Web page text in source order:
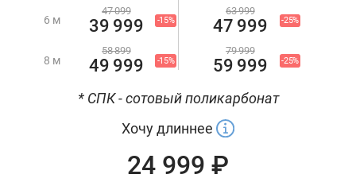
6 м -15%
47 099
39 999
8 м -15%
58 899
49 999
-25%
63 999
47 999
-25%
79 999
59 999
* СПК - сотовый поликарбонат
Хочу длиннее
24 999 ₽